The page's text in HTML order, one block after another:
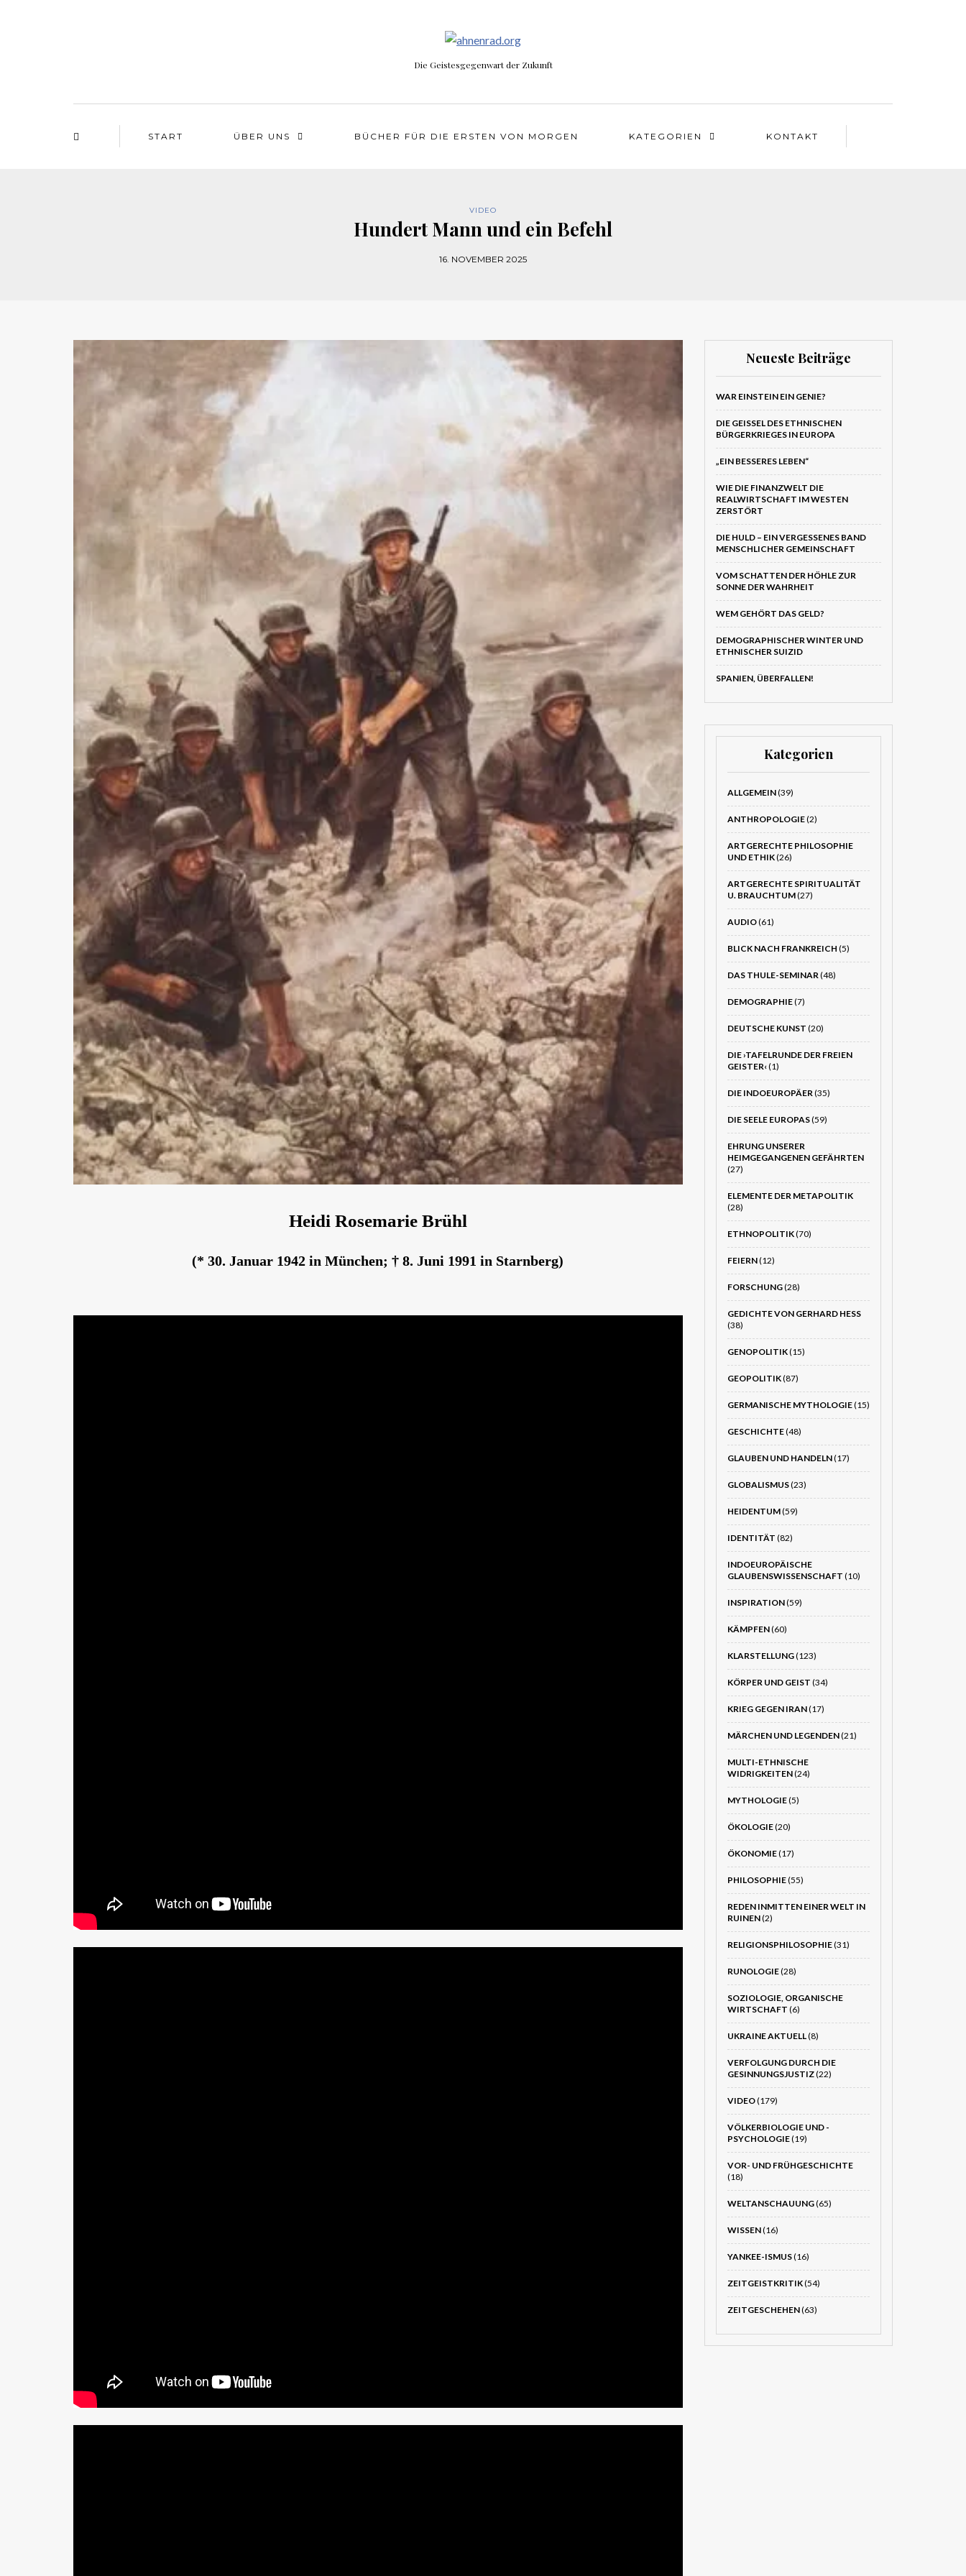
Die Geistesgegenwart der Zukunft
START ÜBER UNS BÜCHER FÜR DIE ERSTEN VON MORGEN KATEGORIEN KONTAKT
VIDEO
Hundert Mann und ein Befehl
16. NOVEMBER 2025
Heidi Rosemarie Brühl
(* 30. Januar 1942 in München; † 8. Juni 1991 in Starnberg)
Neueste Beiträge
WAR EINSTEIN EIN GENIE?
DIE GEISSEL DES ETHNISCHEN B
ÜRGERKRIEGES IN EUROPA
„EIN BESSERES LEBEN“
WIE DIE FINANZWELT DIE
REALWIRTSCHAFT IM WESTEN
ZERSTÖRT
DIE HULD – EIN VERGESSENES BAND
MENSCHLICHER GEMEINSCHAFT
VOM SCHATTEN DER HÖHLE ZUR
SONNE DER WAHRHEIT
WEM GEHÖRT DAS GELD?
DEMOGRAPHISCHER WINTER UND
ETHNISCHER SUIZID
SPANIEN, ÜBERFALLEN!
Kategorien
ALLGEMEIN(39)
ANTHROPOLOGIE(2)
ARTGERECHTE PHILOSOPHIE
UND ETHIK(26)
ARTGERECHTE SPIRITUALITÄT
U. BRAUCHTUM(27)
AUDIO(61)
BLICK NACH FRANKREICH (5)
DAS THULE-SEMINAR(48)
DEMOGRAPHIE(7)
DEUTSCHE KUNST (20)
DIE ›TAFELRUNDE DER FREIEN
GEISTER‹(1)
DIE INDOEUROPÄER(35)
DIE SEELE EUROPAS(59)
EHRUNG UNSERER
HEIMGEGANGENEN GEFÄHRTEN
(27)
ELEMENTE DER METAPOLITIK
(28)
ETHNOPOLITIK(70)
FEIERN(12)
FORSCHUNG(28)
GEDICHTE VON GERHARD HESS
(38)
GENOPOLITIK(15)
GEOPOLITIK(87)
GERMANISCHE MYTHOLOGIE(15)
GESCHICHTE(48)
GLAUBEN UND HANDELN(17)
GLOBALISMUS(23)
HEIDENTUM(59)
IDENTITÄT (82)
INDOEUROPÄISCHE
GLAUBENSWISSENSCHAFT (10)
INSPIRATION(59)
KÄMPFEN(60)
KLARSTELLUNG(123)
KÖRPER UND GEIST (34)
KRIEG GEGEN IRAN(17)
MÄRCHEN UND LEGENDEN(21)
MULTI-ETHNISCHE
WIDRIGKEITEN(24)
MYTHOLOGIE(5)
ÖKOLOGIE(20)
ÖKONOMIE(17)
PHILOSOPHIE(55)
REDEN INMITTEN EINER WELT IN
RUINEN(2)
RELIGIONSPHILOSOPHIE(31)
RUNOLOGIE(28)
SOZIOLOGIE, ORGANISCHE
WIRTSCHAFT (6)
UKRAINE AKTUELL(8)
VERFOLGUNG DURCH DIE
GESINNUNGSJUSTIZ(22)
VIDEO(179)
VÖLKERBIOLOGIE UND -
PSYCHOLOGIE(19)
VOR- UND FRÜHGESCHICHTE
(18)
WELTANSCHAUUNG(65)
WISSEN(16)
YANKEE-ISMUS(16)
ZEITGEISTKRITIK(54)
ZEITGESCHEHEN(63)